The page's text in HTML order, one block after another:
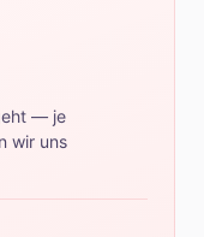
— je
wir uns